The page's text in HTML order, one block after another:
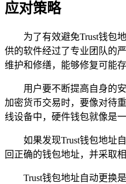
应对策略
为了有效避免Trust钱包
供的软件经过了专业团队的
维护和修缮，能够修复可能
用户要不断提高自身的
加密货币交易时，要像对待
线设备中，硬件钱包就像是
如果发现Trust钱包地址
回正确的钱包地址，并采取
Trust钱包地址自动更换